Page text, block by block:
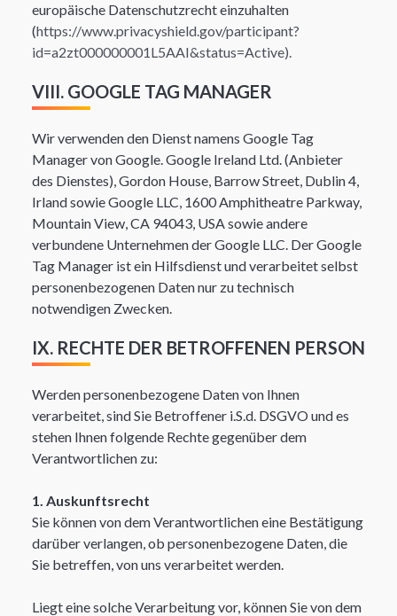
europäische Datenschutzrecht einzuhalten
(https://www.privacyshield.gov/participant?
id=a2zt000000001L5AAI&status=Active).
VIII. GOOGLE TAG MANAGER
Wir verwenden den Dienst namens Google Tag
Manager von Google. Google Ireland Ltd. (Anbieter
des Dienstes), Gordon House, Barrow Street, Dublin 4,
Irland sowie Google LLC, 1600 Amphitheatre Parkway,
Mountain View, CA 94043, USA sowie andere
verbundene Unternehmen der Google LLC. Der Google
Tag Manager ist ein Hilfsdienst und verarbeitet selbst
personenbezogenen Daten nur zu technisch
notwendigen Zwecken.
IX. RECHTE DER BETROFFENEN PERSON
Werden personenbezogene Daten von Ihnen
verarbeitet, sind Sie Betroffener i.S.d. DSGVO und es
stehen Ihnen folgende Rechte gegenüber dem
Verantwortlichen zu:​
1. Auskunftsrecht
Sie können von dem Verantwortlichen eine Bestätigung
darüber verlangen, ob personenbezogene Daten, die
Sie betreffen, von uns verarbeitet werden. ​
Liegt eine solche Verarbeitung vor, können Sie von dem